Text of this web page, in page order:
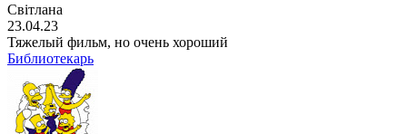
Світлана
23.04.23
Тяжелый фильм, но очень хороший
Библиотекарь